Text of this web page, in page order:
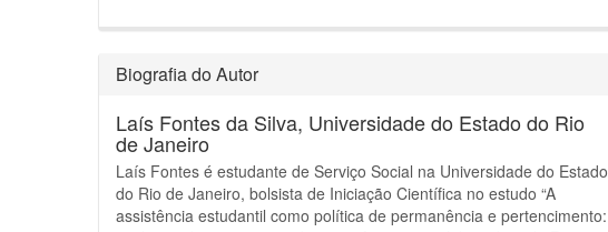
Biografia do Autor
Laís Fontes da Silva, Universidade do Estado do Rio
de Janeiro
Laís Fontes é estudante de Serviço Social na Universidade do Estado
do Rio de Janeiro, bolsista de Iniciação Científica no estudo “A
assistência estudantil como política de permanência e pertencimento: